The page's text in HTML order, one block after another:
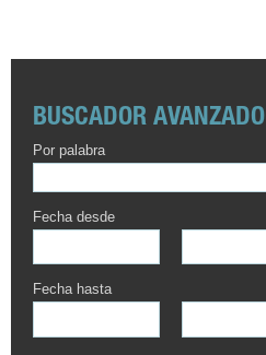
BUSCADOR AVANZADO
Por palabra
Fecha desde
Fecha hasta